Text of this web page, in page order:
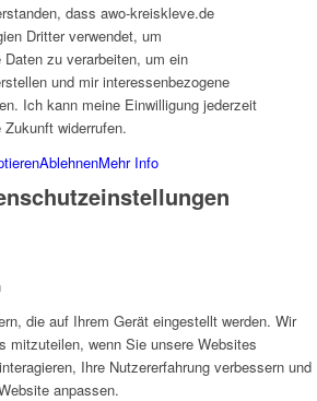
Aktionen
dass awo-kreiskleve.de
Dritter verwendet, um
Daten zu verarbeiten, um ein
und mir interessenbezogene
Ich kann meine Einwilligung jederzeit
widerrufen.
AblehnenMehr Info
die auf Ihrem Gerät eingestellt werden. Wir
mitzuteilen, wenn Sie unsere Websites
Ihre Nutzererfahrung verbessern und
anpassen.